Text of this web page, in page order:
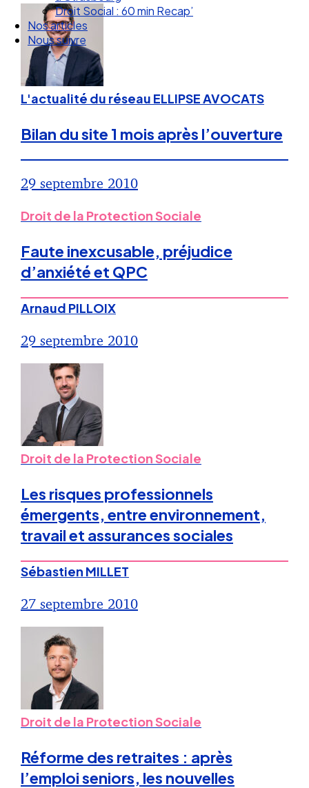
Droit Social : 60 min Recap’
Nos articles
Nous suivre
L'actualité du réseau ELLIPSE AVOCATS
Bilan du site 1 mois après l’ouverture
29 septembre 2010
Droit de la Protection Sociale
Faute inexcusable, préjudice
d’anxiété et QPC
Arnaud PILLOIX
29 septembre 2010
Droit de la Protection Sociale
Les risques professionnels
émergents, entre environnement,
travail et assurances sociales
Sébastien MILLET
27 septembre 2010
Droit de la Protection Sociale
Réforme des retraites : après
l’emploi seniors, les nouvelles